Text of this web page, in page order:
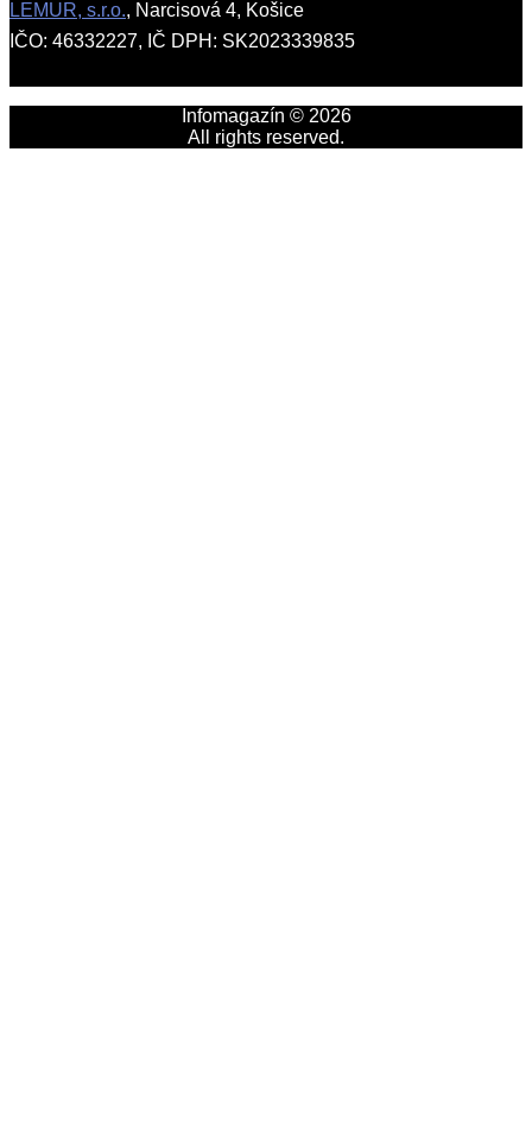
LEMUR, s.r.o., Narcisová 4, Košice
IČO: 46332227, IČ DPH: SK2023339835
Infomagazín © 2026
All rights reserved.